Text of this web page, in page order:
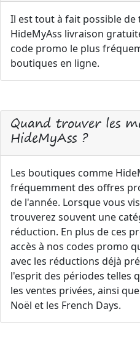
Il est tout à fait possible
HideMyAss livraison
code promo le plus
boutiques en ligne.
Quand trouver les
HideMyAss ?
Les boutiques comme
fréquemment des offres
de l'année. Lorsque vous
trouverez souvent une
réduction. En plus de ces
accès à nos codes promo
avec les réductions déjà
l'esprit des périodes telles
les ventes privées, ainsi
Noël et les French Days.